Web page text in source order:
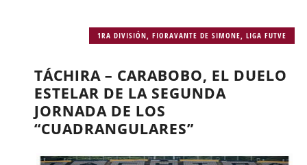
1RA DIVISIÓN ,FIORAVANTE DE SIMONE ,LIGA FUTVE
TÁCHIRA – CARABOBO, EL DUELO
ESTELAR DE LA SEGUNDA
JORNADA DE LOS
“CUADRANGULARES”